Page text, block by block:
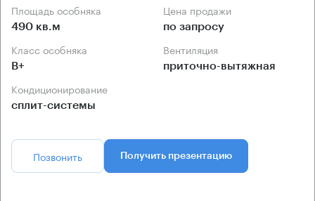
Площадь особняка
490 кв.м
Цена продажи
по запросу
Класс особняка
B+
Вентиляция
приточно-вытяжная
Кондиционирование
сплит-системы
Позвонить Получить презентацию